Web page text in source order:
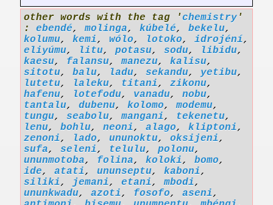
other words with the tag 'chemistry '
: ebendé,molinga, kúbelé, bekelu,
kolumu, kemi, wólo, lotoko, idrojéní,
eliyúmu, litu, potasu, sodu, libidu,
kaesu, falansu,manezu, kalisu,
sitotu, balu, ladu, sekandu, yetibu,
lutetu, laleku, titani, zikonu,
hafenu, lotefodu, vanadu, nobu,
tantalu, dubenu, kolomo,modemu,
tungu, seabolu,mangani, tekenetu,
lenu, bohlu, neoni, alago, kliptoni,
zenoni, lado, ununoktu, oksijeni,
sufa, seleni, telulu, polonu,
ununmotoba, folina, koloki, bomo,
ide, atati, ununseptu, kaboni,
siliki, jemani, etani,mbodi,
ununkwadu, azoti, fosofo, aseni,